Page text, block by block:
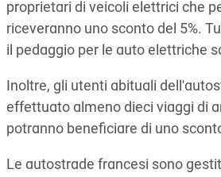
proprietari di veicoli elettrici che
riceveranno uno sconto del 5%.
il pedaggio per le auto elettriche
Inoltre, gli utenti abituali
effettuato almeno dieci viaggi di
potranno beneficiare di uno
Le autostrade francesi sono